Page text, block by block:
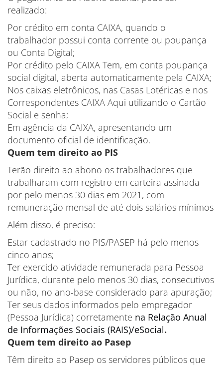
realizado:
Por crédito em conta CAIXA, quando o
trabalhador possui conta corrente ou poupança
ou Conta Digital;
Por crédito pelo CAIXA Tem, em conta poupança
social digital, aberta automaticamente pela CAIXA;
Nos caixas eletrônicos, nas Casas Lotéricas e nos
Correspondentes CAIXA Aqui utilizando o Cartão
Social e senha;
Em agência da CAIXA, apresentando um
documento oficial de identificação.
Quem tem direito ao PIS
Terão direito ao abono os trabalhadores que
trabalharam com registro em carteira assinada
por pelo menos 30 dias em 2021, com
remuneração mensal de até dois salários mínimos
Além disso, é preciso:
Estar cadastrado no PIS/PASEP há pelo menos
cinco anos;
Ter exercido atividade remunerada para Pessoa
Jurídica, durante pelo menos 30 dias, consecutivos
ou não, no ano-base considerado para apuração;
Ter seus dados informados pelo empregador
(Pessoa Jurídica) corretamente na Relação Anual
de Informações Sociais (RAIS)/eSocial.
Quem tem direito ao Pasep
Têm direito ao Pasep os servidores públicos que